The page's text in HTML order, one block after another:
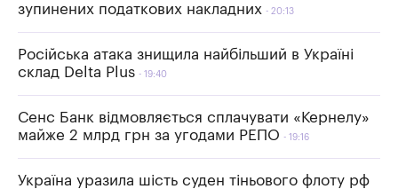
зупинених податкових накладних
20:13
Російська атака знищила найбільший в Україні
склад Delta Plus
19:40
Сенс Банк відмовляється сплачувати «Кернелу»
майже 2 млрд грн за угодами РЕПО
19:16
Україна уразила шість суден тіньового флоту рф